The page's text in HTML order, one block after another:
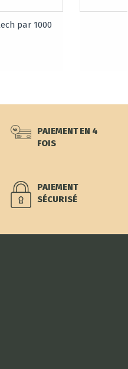
par 1000
PAIEMENT EN 4
FOIS
PAIEMENT
SÉCURISÉ